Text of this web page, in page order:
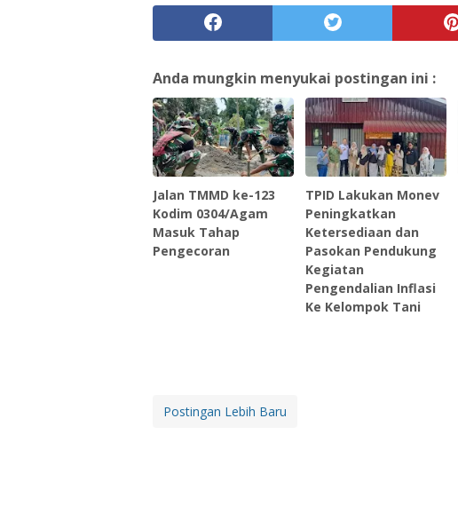
Anda mungkin menyukai postingan ini :
Jalan TMMD ke-123
Kodim 0304/Agam
Masuk Tahap
Pengecoran
TPID Lakukan Monev
Peningkatkan
Ketersediaan dan
Pasokan Pendukung
Kegiatan
Pengendalian Inflasi
Ke Kelompok Tani
Postingan Lebih Baru